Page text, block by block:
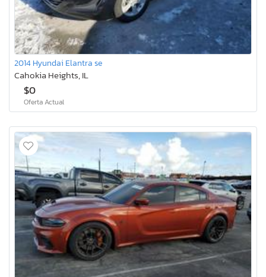
2014 Hyundai Elantra se
Cahokia Heights, IL
$0
Oferta Actual